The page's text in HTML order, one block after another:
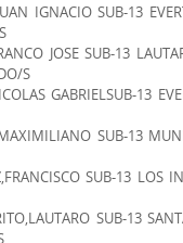
IGNACIO SUB-13
JOSE SUB-13
S
GABRIELSUB-13
SUB-13
SUB-13 LOS
SUB-13